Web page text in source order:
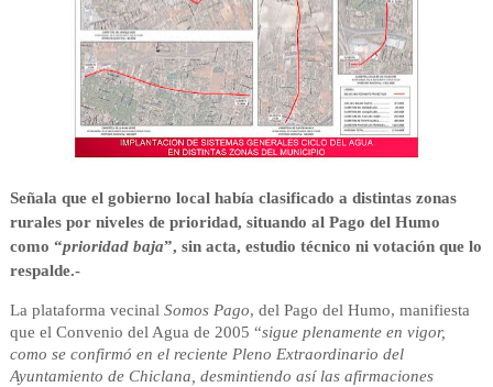
Señala que el gobierno local había clasificado a distintas zonas
rurales por niveles de prioridad, situando al Pago del Humo
como “prioridad baja”, sin acta, estudio técnico ni votación que lo
respalde.-
La plataforma vecinal Somos Pago, del Pago del Humo, manifiesta
que el Convenio del Agua de 2005 “sigue plenamente en vigor,
como se confirmó en el reciente Pleno Extraordinario del
Ayuntamiento de Chiclana, desmintiendo así las afirmaciones